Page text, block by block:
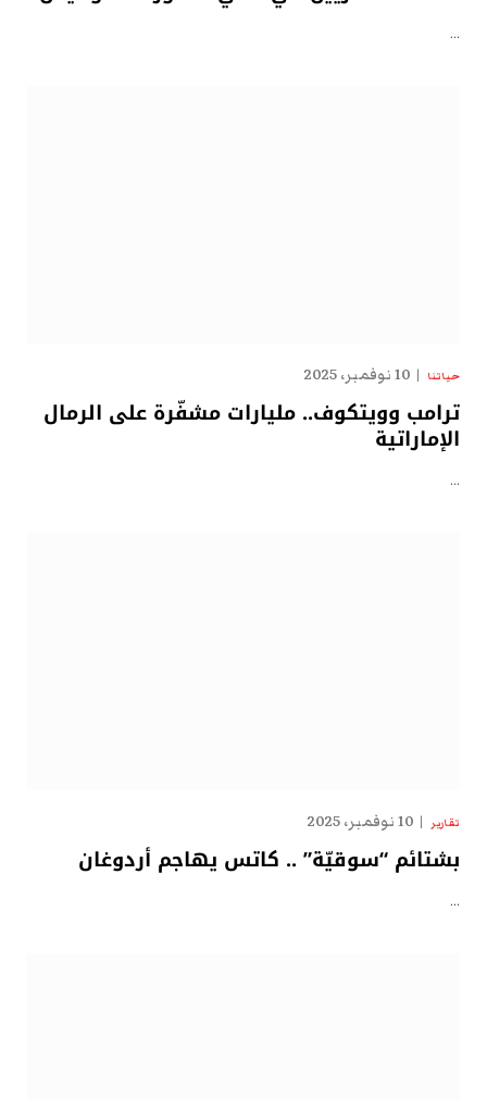
…
حياتنا 10 نوفمبر، 2025
ترامب وويتكوف.. مليارات مشفّرة على الرمال
الإماراتية
…
تقارير 10 نوفمبر، 2025
بشتائم “سوقيّة” .. كاتس يهاجم أردوغان
…